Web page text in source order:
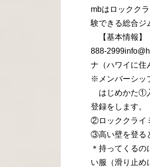
mbはロックク
験できる総合ジ
【基本情報】
888-
ナ（ハワイに住
※メンバーシッ
はじめかた①
登録をします。
②ロッククライ
③高い壁を登る
＊持ってくる
い服（滑り止